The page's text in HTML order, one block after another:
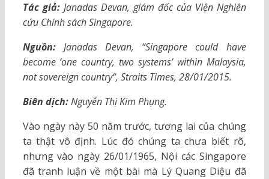
Tác giả:Janadas Devan, giám đốc của Viện Nghiên
cứu Chính sách Singapore.
Nguồn:Janadas Devan, “Singapore could have
become ‘one country, two systems’ within Malaysia,
not sovereign country“, Straits Times, 28/01/2015.
Biên dịch:Nguyễn Thị Kim Phụng.
Vào ngày này 50 năm trước, tương lai của chúng
ta thật vô định. Lúc đó chúng ta chưa biết rõ,
nhưng vào ngày 26/01/1965, Nội các Singapore
đã tranh luận về một bài mà Lý Quang Diệu đã